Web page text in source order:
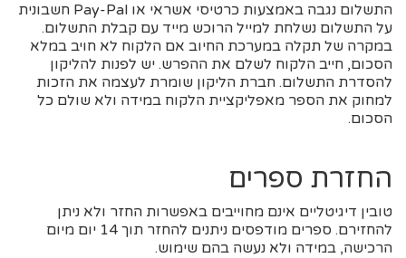
התשלום נגבה באמצעות כרטיסי אשראי או Pay-Pal חשבונית
על התשלום נשלחת למייל הרוכש מייד עם קבלת התשלום.
במקרה של תקלה במערכת החיוב אם הלקוח לא חויב במלא
הסכום, חייב הלקוח לשלם את ההפרש. יש לפנות להליקון
להסדרת התשלום. חברת הליקון שומרת לעצמה את הזכות
למחוק את הספר מאפליקציית הלקוח במידה ולא שולם כל
הסכום.
החזרת ספרים
טובין דיגיטליים אינם מחוייבים באפשרות החזר ולא ניתן
להחזירם. ספרים מודפסים ניתנים להחזר תוך 14 יום מיום
הרכישה, במידה ולא נעשה בהם שימוש.